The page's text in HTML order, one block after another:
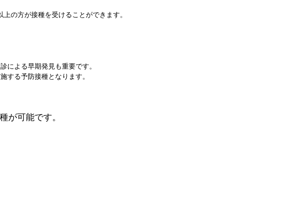
の方が接種を受けることができます。
による早期発見も重要です。
する予防接種となります。
が可能です。